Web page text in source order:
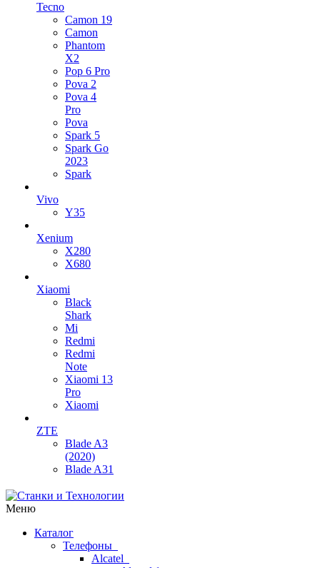
Tecno
Camon 19
Camon
Phantom
X2
Pop 6 Pro
Pova 2
Pova 4
Pro
Pova
Spark 5
Spark Go
2023
Spark
Vivo
Y35
Xenium
X280
X680
Xiaomi
Black
Shark
Mi
Redmi
Redmi
Note
Xiaomi 13
Pro
Xiaomi
ZTE
Blade A3
(2020)
Blade A31
Меню
Каталог
Телефоны
Alcatel